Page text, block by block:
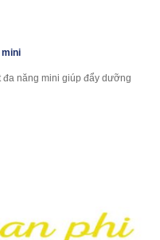
mini
đa năng mini giúp đẩy dưỡng